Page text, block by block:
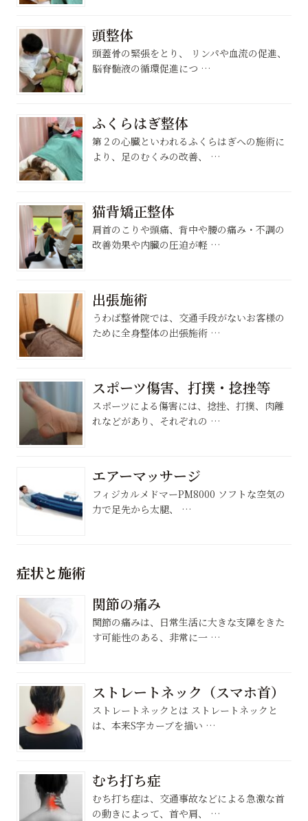
頭整体
頭蓋骨の緊張をとり、 リンパや血流の促進、
脳脊髄液の循環促進につ …
ふくらはぎ整体
第２の心臓といわれるふくらはぎへの施術に
より、足のむくみの改善、 …
猫背矯正整体
肩首のこりや頭痛、背中や腰の痛み・不調の
改善効果や内臓の圧迫が軽 …
出張施術
うわば整骨院では、交通手段がないお客様の
ために全身整体の出張施術 …
スポーツ傷害、打撲・捻挫等
スポーツによる傷害には、捻挫、打撲、肉離
れなどがあり、それぞれの …
エアーマッサージ
フィジカルメドマーPM8000 ソフトな空気の
力で足先から太腿、 …
症状と施術
関節の痛み
関節の痛みは、日常生活に大きな支障をきた
す可能性のある、非常に一 …
ストレートネック（スマホ首）
ストレートネックとは ストレートネックと
は、本来S字カーブを描い …
むち打ち症
むち打ち症は、交通事故などによる急激な首
の動きによって、首や肩、 …